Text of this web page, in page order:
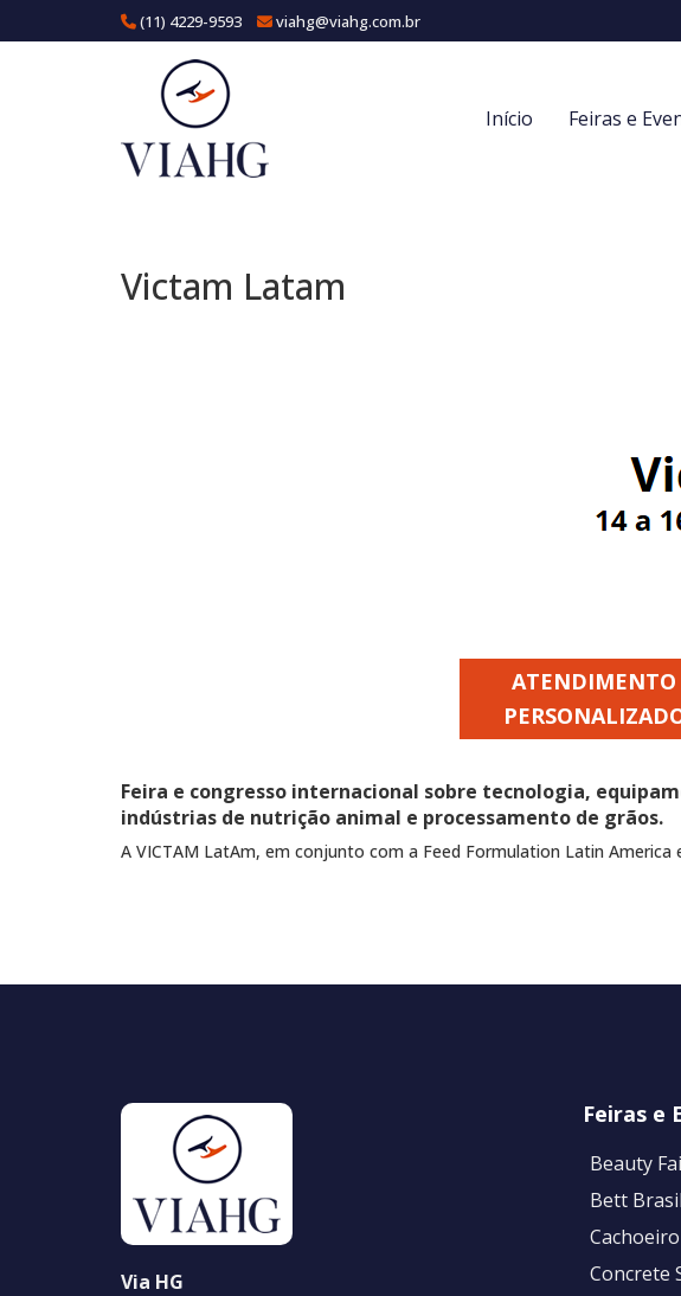
(11) 4229-9593 viahg@viahg.com.br
Início Feiras e
Victam Latam
ATENDIMENTO
Feira e congresso internacional sobre tecnologia,
indústrias de nutrição animal e processamento de grãos.
A VICTAM LatAm, em conjunto com a Feed Formulation Latin America
Via HG
Feiras e
Beauty
Bett Brasil
Concrete